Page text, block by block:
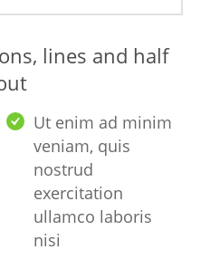
lines and half
Ut enim ad minim
veniam, quis
nostrud
exercitation
ullamco laboris
nisi